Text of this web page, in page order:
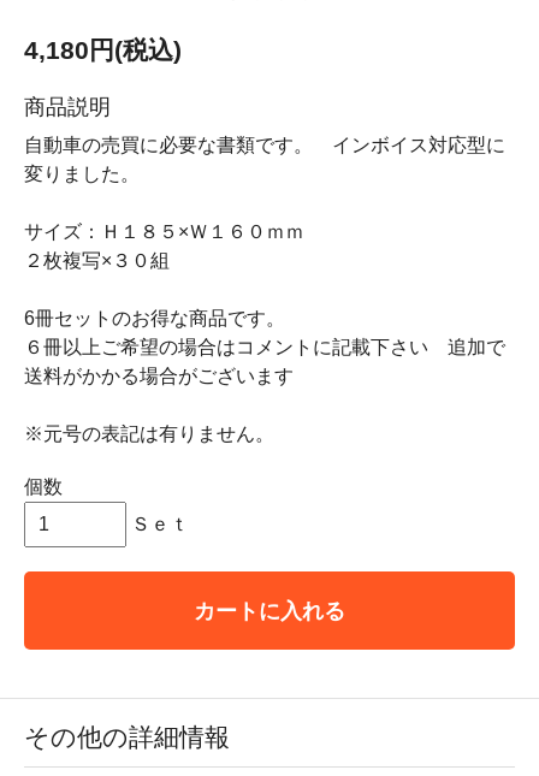
4,180円(税込)
商品説明
自動車の売買に必要な書類です。 インボイス対応型に
変りました。
サイズ：Ｈ１８５×Ｗ１６０ｍｍ
２枚複写×３０組
6冊セットのお得な商品です。
６冊以上ご希望の場合はコメントに記載下さい 追加で
送料がかかる場合がございます
※元号の表記は有りません。
個数
Ｓｅｔ
カートに入れる
その他の詳細情報